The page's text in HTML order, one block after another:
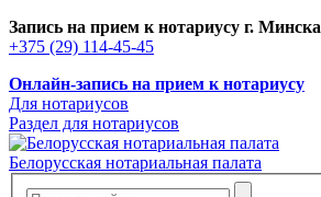
Запись на прием к нотариусу г. Минска
+375 (29) 114-45-45
Онлайн-запись на прием к нотариусу
Для нотариусов
Раздел для нотариусов
Белорусская нотариальная палата